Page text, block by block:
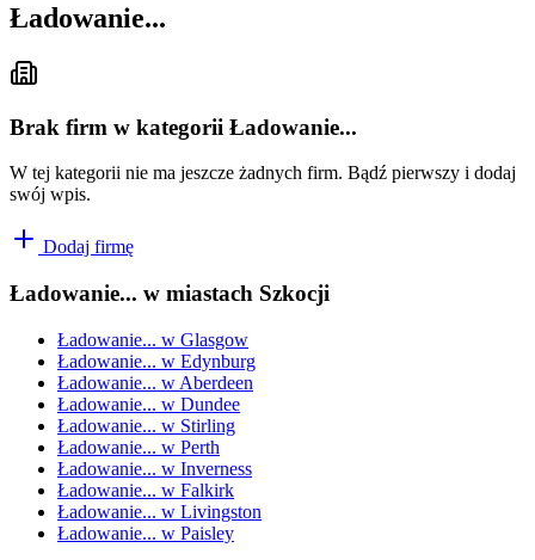
Ładowanie...
Brak firm w kategorii Ładowanie...
W tej kategorii nie ma jeszcze żadnych firm. Bądź pierwszy i dodaj
swój wpis.
Dodaj firmę
Ładowanie... w miastach Szkocji
Ładowanie... w Glasgow
Ładowanie... w Edynburg
Ładowanie... w Aberdeen
Ładowanie... w Dundee
Ładowanie... w Stirling
Ładowanie... w Perth
Ładowanie... w Inverness
Ładowanie... w Falkirk
Ładowanie... w Livingston
Ładowanie... w Paisley